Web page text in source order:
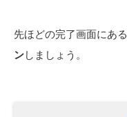
先ほどの完了画面にある
ンしましょう。